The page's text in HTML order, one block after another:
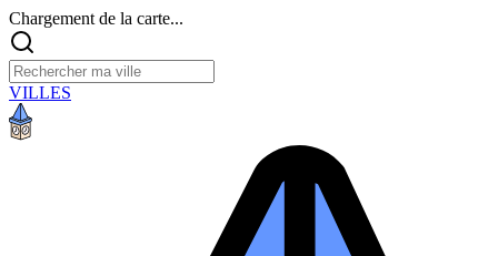
Chargement de la carte...
VILLES